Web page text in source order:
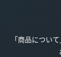
「商品につい